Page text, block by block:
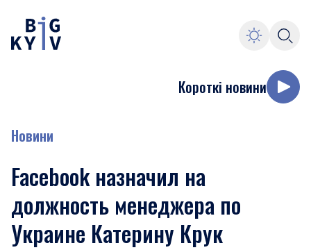
Короткі новини
Новини
Facebook назначил на
должность менеджера по
Украине Катерину Крук